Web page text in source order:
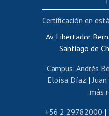
Portal de
Certificado de
Editar
Revalidación y
Av. Libertador
Santiago de
Campus: Andrés
Eloísa Díaz |
más
+56 2 29782000 |
Certificación en